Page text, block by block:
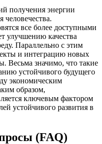
получения энергии
человечества.
все более доступными
улучшению качества
Параллельно с этим
и интеграцию новых
Весьма значимо, что такие
устойчивого будущего
экономическим
образом,
ключевым фактором
устойчивого развития в
(FAQ)